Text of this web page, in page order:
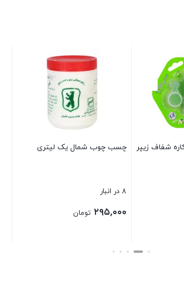
شفاف زیپر
چسب چوب شمال یک لیتری
8 در انبار
۲۹۵,۰۰۰ تومان
بستن